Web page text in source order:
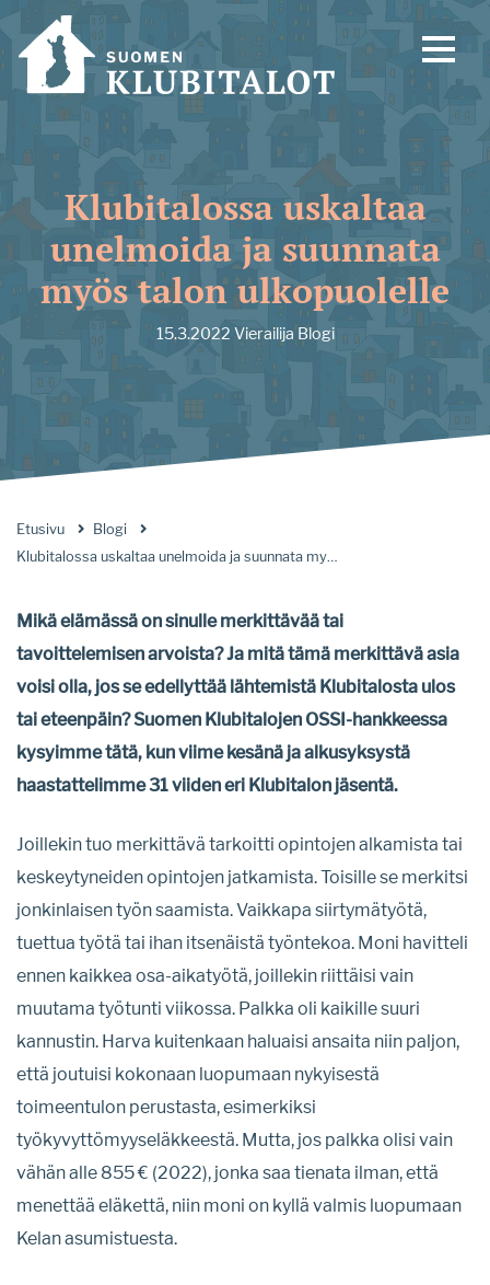
Klubitalossa uskaltaa
unelmoida ja suunnata
myös talon ulkopuolelle
15.3.2022 Vierailija Blogi
Etusivu
Blogi
Klubitalossa uskaltaa unelmoida ja suunnata myös talon ulkopuolelle
Mikä elämässä on sinulle merkittävää tai
tavoittelemisen arvoista? Ja mitä tämä merkittävä asia
voisi olla, jos se edellyttää lähtemistä Klubitalosta ulos
tai eteenpäin? Suomen Klubitalojen OSSI-hankkeessa
kysyimme tätä, kun viime kesänä ja alkusyksystä
haastattelimme 31 viiden eri Klubitalon jäsentä.
Joillekin tuo merkittävä tarkoitti opintojen alkamista tai
keskeytyneiden opintojen jatkamista. Toisille se merkitsi
jonkinlaisen työn saamista. Vaikkapa siirtymätyötä,
tuettua työtä tai ihan itsenäistä työntekoa. Moni havitteli
ennen kaikkea osa-aikatyötä, joillekin riittäisi vain
muutama työtunti viikossa. Palkka oli kaikille suuri
kannustin. Harva kuitenkaan haluaisi ansaita niin paljon,
että joutuisi kokonaan luopumaan nykyisestä
toimeentulon perustasta, esimerkiksi
työkyvyttömyyseläkkeestä. Mutta, jos palkka olisi vain
vähän alle 855 € (2022), jonka saa tienata ilman, että
menettää eläkettä, niin moni on kyllä valmis luopumaan
Kelan asumistuesta.